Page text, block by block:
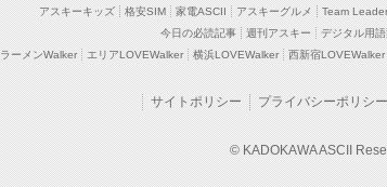
アスキーキッズ
格安SIM 家電ASCII アスキーグルメ Team
今日の必読記事
週刊アスキー デジタル用
ラーメンWalker
エリアLOVEWalker 横浜LOVEWalker 西新宿LOVEWalker
サイトポリシー プライバシーポリシー
© KADOKAWA ASCII